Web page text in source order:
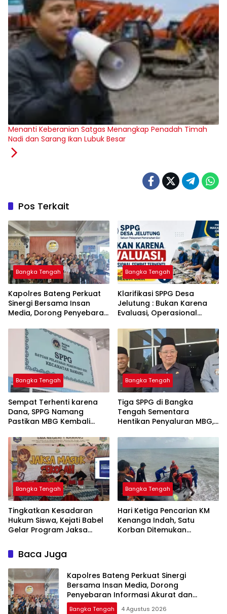
Menanti Keberanian Satgas Menangkap Penadah Timah
Nadi dan Sarang Ikan Lubuk Besar
Pos Terkait
Bangka Tengah
‎Kapolres Bateng Perkuat
Sinergi Bersama Insan
Media, Dorong Penyebaran
Layanan Polri 110
Bangka Tengah
‎Klarifikasi SPPG Desa
Jelutung : Bukan Karena
Evaluasi, Operasional
Dana Banper Belum Cair
Bangka Tengah
‎Sempat Terhenti karena
Dana, SPPG Namang
Pastikan MBG Kembali
Bangka Tengah
‎Tiga SPPG di Bangka
Tengah Sementara
Hentikan Penyaluran MBG,
Bangka Tengah
Tingkatkan Kesadaran
Hukum Siswa, Kejati Babel
Gelar Program Jaksa
Namang
Bangka Tengah
Hari Ketiga Pencarian KM
Kenanga Indah, Satu
Korban Ditemukan
Baca Juga
‎Kapolres Bateng Perkuat Sinergi
Bersama Insan Media, Dorong
Penyebaran Informasi Akurat dan
Layanan Polri 110
Bangka Tengah 4 Agustus 2026